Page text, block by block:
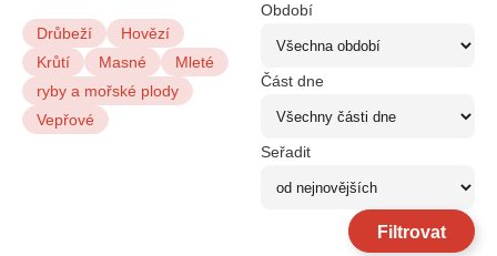
Drůbeží
Hovězí
Krůtí
Masné
Mleté
ryby a mořské plody
Vepřové
Období
Část dne
Seřadit
Filtrovat